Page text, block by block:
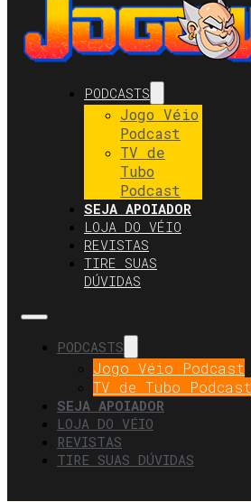
PODCASTS
Jogo Véio
Podcast
TV de
Tubo
Podcast
SEJA APOIADOR
LOJA DO VÉIO
REVISTAS
TIRE SUAS
DÚVIDAS
PODCASTS
Jogo Véio Podcast
TV de Tubo Podcast
SEJA APOIADOR
LOJA DO VÉIO
REVISTAS
TIRE SUAS DÚVIDAS